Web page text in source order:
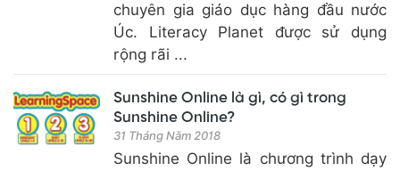
chuyên gia giáo dục hàng đầu nước
Úc. Literacy Planet được sử dụng
rộng rãi ...
Sunshine Online là gì, có gì trong
Sunshine Online?
31 Tháng Năm 2018
Sunshine Online là chương trình dạy